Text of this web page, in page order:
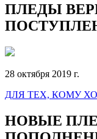
ПЛЕДЫ
28 октября 2019 г.
ДЛЯ ТЕХ, КОМУ
НОВЫЕ